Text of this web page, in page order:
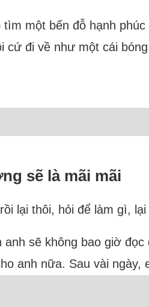
một bến đỗ hạnh
cứ đi về như một cái
sẽ là mãi mãi
lại thôi, hỏi để làm gì,
sẽ không bao giờ
anh nữa. Sau vài